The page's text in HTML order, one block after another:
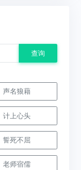
查询
声名狼藉
计上心头
誓死不屈
老师宿儒